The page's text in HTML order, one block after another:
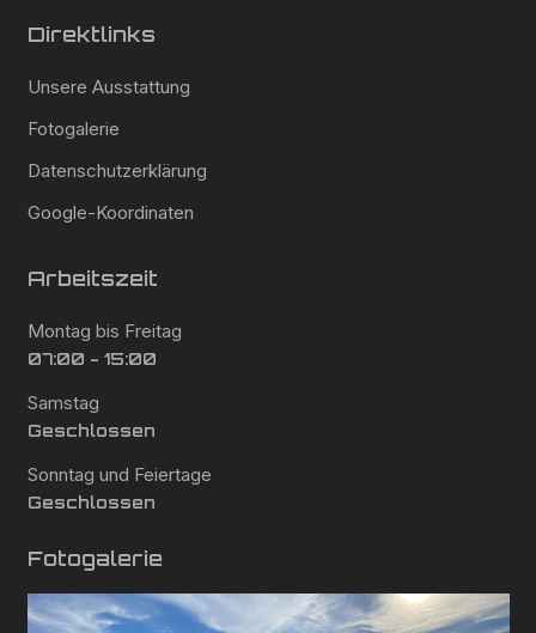
Direktlinks
Unsere Ausstattung
Fotogalerie
Datenschutzerklärung
Google-Koordinaten
Arbeitszeit
Montag bis Freitag
07:00 - 15:00
Samstag
Geschlossen
Sonntag und Feiertage
Geschlossen
Fotogalerie